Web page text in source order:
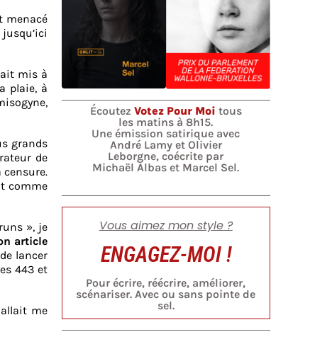
menacé
mis à
plaie, à
grands
de
censure.
comme
», je
article
lancer
443 et
allait me
Écoutez Votez Pour Moi tous
les matins à 8h15.
Une émission satirique avec
André Lamy et Olivier
Leborgne, coécrite par
Michaël Albas et Marcel Sel.
Vous aimez mon style ?
ENGAGEZ-MOI !
Pour écrire, réécrire, améliorer,
scénariser. Avec ou sans pointe de
sel.